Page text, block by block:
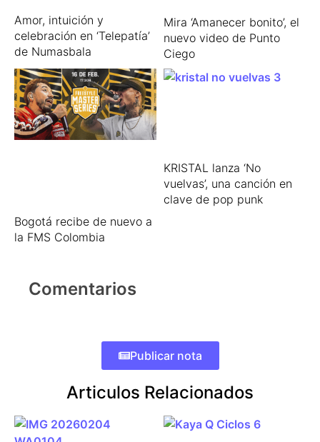
Amor, intuición y
celebración en ‘Telepatía’
de Numasbala
Mira ‘Amanecer bonito’, el
nuevo video de Punto
Ciego
Bogotá recibe de nuevo a
la FMS Colombia
KRISTAL lanza ‘No
vuelvas’, una canción en
clave de pop punk
Comentarios
Publicar nota
Articulos Relacionados